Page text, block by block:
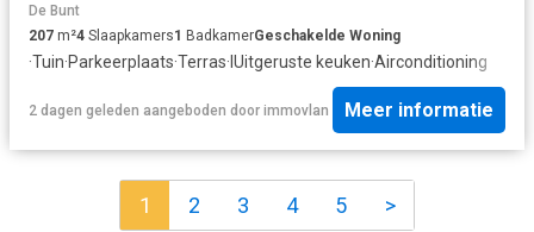
De Bunt
207 m²4 Slaapkamers1 BadkamerGeschakelde Woning
·Tuin·Parkeerplaats·Terras· IUitgeruste keuken·Airconditioning
2 dagen geleden aangeboden door immovlan Meer informatie
1 2 3 4 5 >